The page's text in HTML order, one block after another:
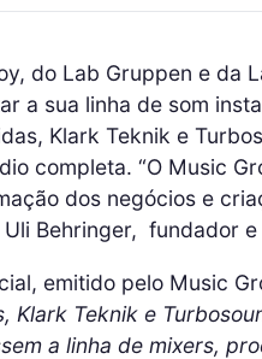
do Lab Gruppen e da
a sua linha de som
Klark Teknik e
completa. “O Music
dos negócios e
Uli Behringer, fundador
emitido pelo Music
Klark Teknik e
a linha de mixers,